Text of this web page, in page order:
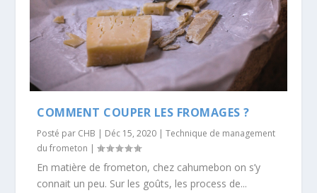
COMMENT COUPER LES FROMAGES ?
Posté par CHB | Déc 15, 2020 |Technique de management
du frometon |
En matière de frometon, chez cahumebon on s’y
connait un peu. Sur les goûts, les process de...